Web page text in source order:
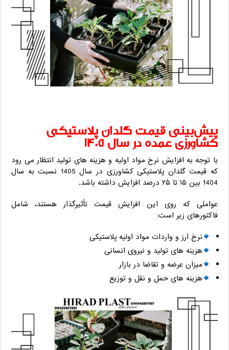
پیش‌بینی قیمت گلدان پلاستیکی
کشاورزی عمده در سال 1405
با توجه به افزایش نرخ مواد اولیه و هزینه های تولید انتظار می رود
که قیمت گلدان پلاستیکی کشاورزی در سال 1405 نسبت به سال
1404 بین ۱۵ تا ۲۵ درصد افزایش داشته باشد.
عواملی که روی این افزایش قیمت تأثیرگذار هستند، شامل
فاکتورهای زیر است:
نرخ ارز و واردات مواد اولیه پلاستیکی
هزینه های تولید و نیروی انسانی
میزان عرضه و تقاضا در بازار
هزینه های حمل و نقل و توزیع